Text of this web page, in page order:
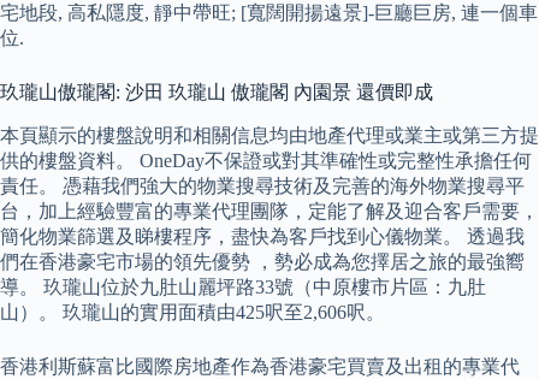
宅地段, 高私隱度, 靜中帶旺; [寬闊開揚遠景]-巨廳巨房, 連一個車
位.
玖瓏山傲瓏閣: 沙田 玖瓏山 傲瓏閣 內園景 還價即成
本頁顯示的樓盤說明和相關信息均由地產代理或業主或第三方提
供的樓盤資料。 OneDay不保證或對其準確性或完整性承擔任何
責任。 憑藉我們強大的物業搜尋技術及完善的海外物業搜尋平
台，加上經驗豐富的專業代理團隊，定能了解及迎合客戶需要，
簡化物業篩選及睇樓程序，盡快為客戶找到心儀物業。 透過我
們在香港豪宅市場的領先優勢 ，勢必成為您擇居之旅的最強嚮
導。 玖瓏山位於九肚山麗坪路33號（中原樓市片區：九肚
山）。 玖瓏山的實用面積由425呎至2,606呎。
香港利斯蘇富比國際房地產作為香港豪宅買賣及出租的專業代